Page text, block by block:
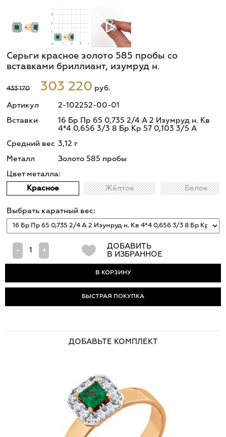
Серьги красное золото 585 пробы со
вставками бриллиант, изумруд н.
433 170 303 220 руб.
Артикул 2-102252-00-01
Вставки
16 Бр Пр 65 0,735 2/4 A 2 Изумруд н. Кв
4*4 0,656 3/3 8 Бр Кр 57 0,103 3/5 A
Средний вес 3,12 г
Металл Золото 585 пробы
Цвет металла:
Красное Жёлтое Белое
Выбрать каратный вес:
- +
ДОБАВИТЬ
В ИЗБРАННОЕ
БЫСТРАЯ ПОКУПКА
ДОБАВЬТЕ КОМПЛЕКТ